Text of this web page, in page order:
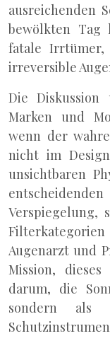
ausreichenden
bewölkten Tag
fatale
irreversible
Die
Marken und
wenn der
nicht im
unsichtbaren
Verspiegelung,
Augenarzt und
Mission,
darum, die
sondern als